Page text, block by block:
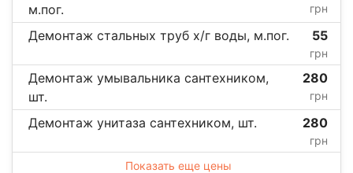
м.пог.
грн
Демонтаж стальных труб х/г воды, м.пог. 55
грн
Демонтаж умывальника сантехником,
шт.
280
грн
Демонтаж унитаза сантехником, шт. 280
грн
Показать еще цены